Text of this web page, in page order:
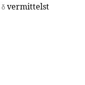
δ vermittelst